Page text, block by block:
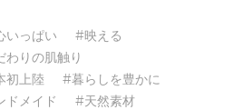
いっぱい
#映える
わりの肌触り
初上陸
#暮らしを豊かに
ドメイド
#天然素材